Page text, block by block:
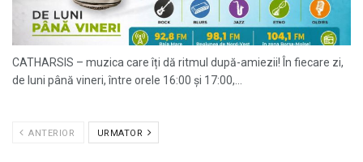
CATHARSIS – muzica care îți dă ritmul după-amiezii! În fiecare zi,
de luni până vineri, între orele 16:00 și 17:00,...
ANTERIOR URMATOR